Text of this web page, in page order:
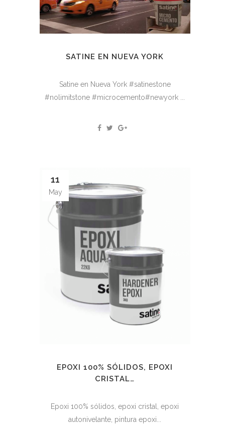
SATINE EN NUEVA YORK
Satine en Nueva York #satinestone
#nolimitstone #microcemento#newyork ...
11
May
EPOXI 100% SÓLIDOS, EPOXI
CRISTAL…
Epoxi 100% sólidos, epoxi cristal, epoxi
autonivelante, pintura epoxi...